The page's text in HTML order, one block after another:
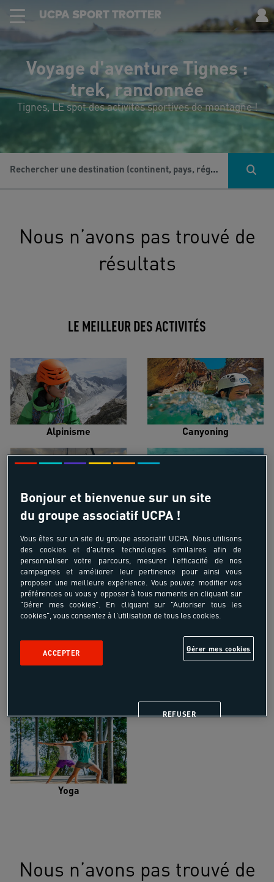
UCPA SPORT TROTTER
Voyage d'aventure Tignes :
trek, randonnée
Tignes, LE spot des activités sportives de montagne !
Rechercher une destination (continent, pays, région...), une activité...
Nous n’avons pas trouvé de
résultats
LE MEILLEUR DES ACTIVITÉS
Alpinisme Canyoning
Croisière voilier Kayak de mer
Trail Trek-Randonnée pédestre
Vélo de randonnée
Yoga
Nous n’avons pas trouvé de
Bonjour et bienvenue sur un site
du groupe associatif UCPA !
Vous êtes sur un site du groupe associatif UCPA. Nous utilisons
des cookies et d'autres technologies similaires afin de
personnaliser votre parcours, mesurer l'efficacité de nos
campagnes et améliorer leur pertinence pour ainsi vous
proposer une meilleure expérience. Vous pouvez modifier vos
préférences ou vous y opposer à tous moments en cliquant sur
"Gérer mes cookies". En cliquant sur "Autoriser tous les
cookies", vous consentez à l'utilisation de tous les cookies.
Gérer mes cookies
REFUSER
ACCEPTER